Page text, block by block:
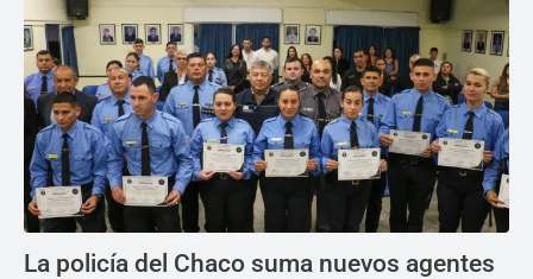
La policía del Chaco suma nuevos agentes